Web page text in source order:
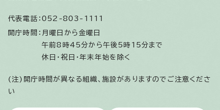
代表電話： 052-803-1111
開庁時間： 月曜日から金曜日
午前8時45分から午後5時15分まで
休日・祝日・年末年始を除く
(注)開庁時間が異なる組織、施設がありますのでご注意くださ
い